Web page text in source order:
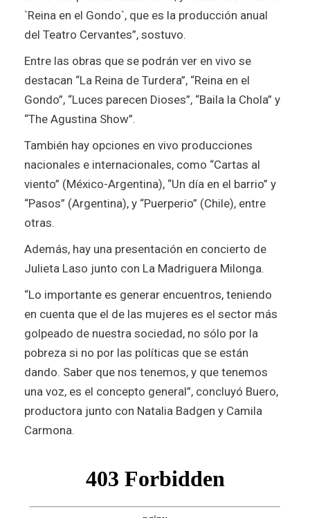
`Reina en el Gondo`, que es la producción anual
del Teatro Cervantes”, sostuvo.
Entre las obras que se podrán ver en vivo se
destacan “La Reina de Turdera”, “Reina en el
Gondo”, “Luces parecen Dioses”, “Baila la Chola” y
“The Agustina Show”.
También hay opciones en vivo producciones
nacionales e internacionales, como “Cartas al
viento” (México-Argentina), “Un día en el barrio” y
“Pasos” (Argentina), y “Puerperio” (Chile), entre
otras.
Además, hay una presentación en concierto de
Julieta Laso junto con La Madriguera Milonga.
“Lo importante es generar encuentros, teniendo
en cuenta que el de las mujeres es el sector más
golpeado de nuestra sociedad, no sólo por la
pobreza si no por las políticas que se están
dando. Saber que nos tenemos, y que tenemos
una voz, es el concepto general”, concluyó Buero,
productora junto con Natalia Badgen y Camila
Carmona.